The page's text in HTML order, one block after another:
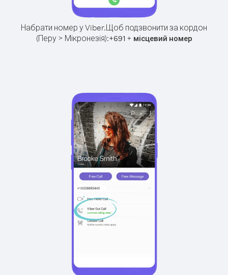
Набрати номер у Viber.Щоб подзвонити за кордон
(Перу > Мікронезія):+691+ місцевий номер